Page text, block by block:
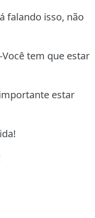
falando isso, não
tem que estar
estar